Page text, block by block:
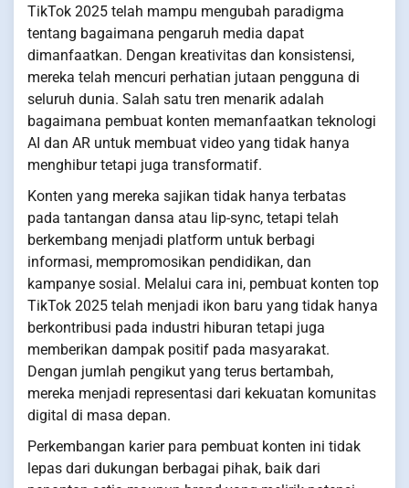
TikTok 2025 telah mampu mengubah paradigma
tentang bagaimana pengaruh media dapat
dimanfaatkan. Dengan kreativitas dan konsistensi,
mereka telah mencuri perhatian jutaan pengguna di
seluruh dunia. Salah satu tren menarik adalah
bagaimana pembuat konten memanfaatkan teknologi
AI dan AR untuk membuat video yang tidak hanya
menghibur tetapi juga transformatif.
Konten yang mereka sajikan tidak hanya terbatas
pada tantangan dansa atau lip-sync, tetapi telah
berkembang menjadi platform untuk berbagi
informasi, mempromosikan pendidikan, dan
kampanye sosial. Melalui cara ini, pembuat konten top
TikTok 2025 telah menjadi ikon baru yang tidak hanya
berkontribusi pada industri hiburan tetapi juga
memberikan dampak positif pada masyarakat.
Dengan jumlah pengikut yang terus bertambah,
mereka menjadi representasi dari kekuatan komunitas
digital di masa depan.
Perkembangan karier para pembuat konten ini tidak
lepas dari dukungan berbagai pihak, baik dari